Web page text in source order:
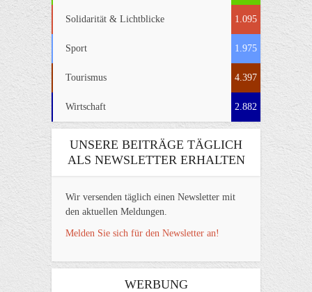
Solidarität & Lichtblicke 1.095
Sport 1.975
Tourismus 4.397
Wirtschaft 2.882
UNSERE BEITRÄGE TÄGLICH
ALS NEWSLETTER ERHALTEN
Wir versenden täglich einen Newsletter mit
den aktuellen Meldungen.
Melden Sie sich für den Newsletter an!
WERBUNG